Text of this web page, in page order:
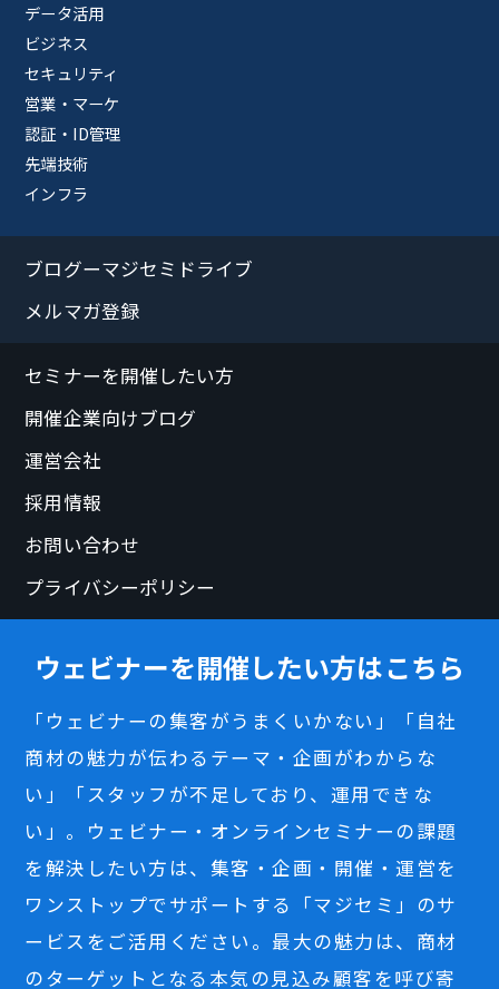
データ活用
ビジネス
セキュリティ
営業・マーケ
認証・ID管理
先端技術
インフラ
ブログーマジセミドライブ
メルマガ登録
セミナーを開催したい方
開催企業向けブログ
運営会社
採用情報
お問い合わせ
プライバシーポリシー
ウェビナーを開催したい方はこちら
「ウェビナーの集客がうまくいかない」「自社
商材の魅力が伝わるテーマ・企画がわからな
い」「スタッフが不足しており、運用できな
い」。ウェビナー・オンラインセミナーの課題
を解決したい方は、集客・企画・開催・運営を
ワンストップでサポートする「マジセミ」のサ
ービスをご活用ください。最大の魅力は、商材
のターゲットとなる本気の見込み顧客を呼び寄